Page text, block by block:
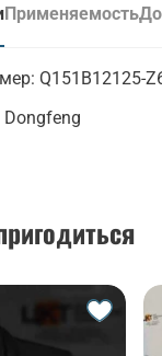
Применяемость
Q151B12125-
Dongfeng